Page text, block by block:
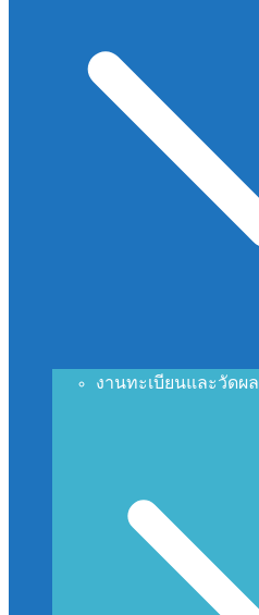
งานทะเบียนและวัดผล